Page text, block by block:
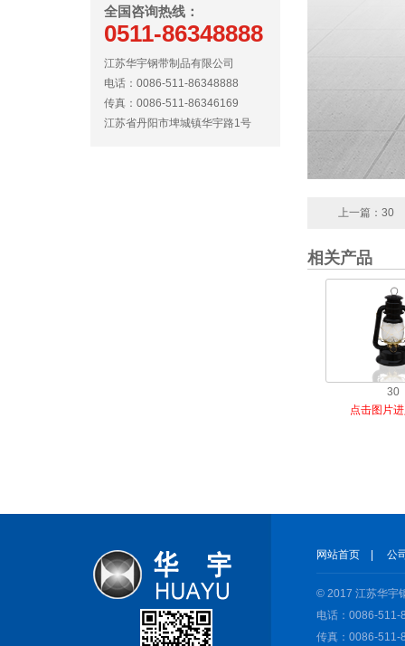
全国咨询热线：
0511-86348888
江苏华宇钢带制品有限公司
电话：0086-511-86348888
传真：0086-511-86346169
江苏省丹阳市埤城镇华宇路1号
上一篇： 30
相关产品
30
点击图片
网站首页 公
© 2017 江苏华宇
电话：0086-511-
传真：0086-511-